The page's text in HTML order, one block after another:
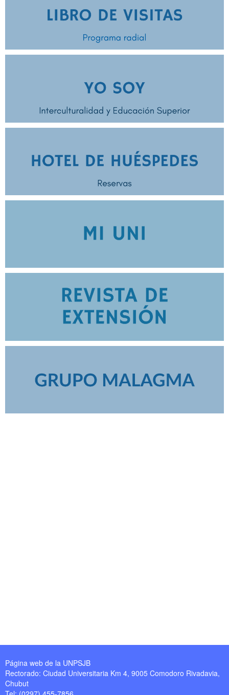
Página web de la UNPSJB
Rectorado: Ciudad Universitaria Km 4, 9005 Comodoro Rivadavia,
Chubut